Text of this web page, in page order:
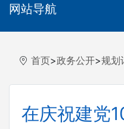
网站导航
首页>政务公开>规划
在庆祝建党